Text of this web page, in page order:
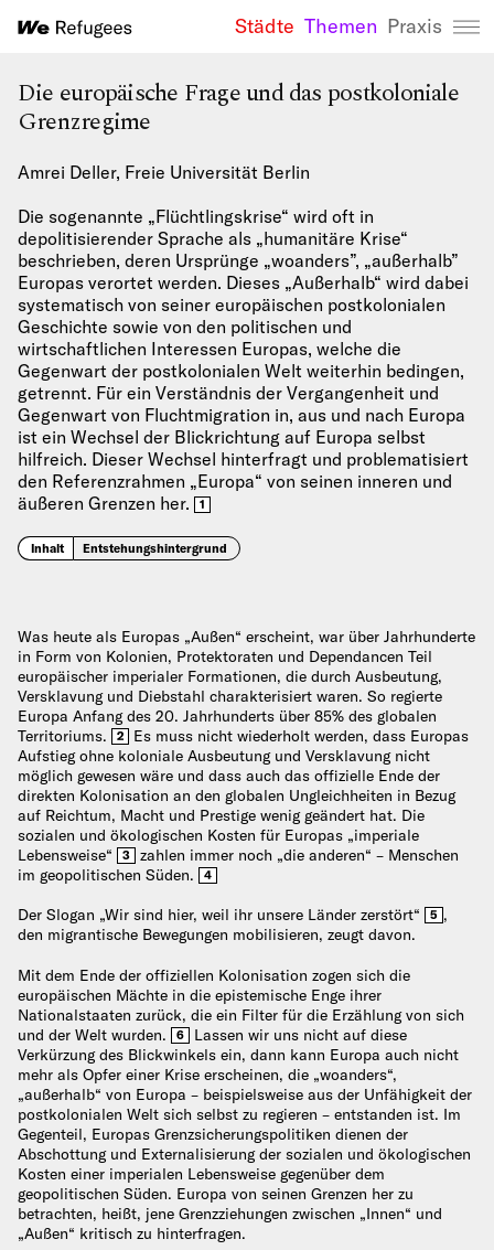
We Refugees
Städte Themen Praxis
Die europäische Frage und das postkoloniale
Grenzregime
Amrei Deller, Freie Universität Berlin
Die sogenannte „Flüchtlingskrise“ wird oft in
depolitisierender Sprache als „humanitäre Krise“
beschrieben, deren Ursprünge „woanders”, „außerhalb”
Europas verortet werden. Dieses „Außerhalb“ wird dabei
systematisch von seiner europäischen postkolonialen
Geschichte sowie von den politischen und
wirtschaftlichen Interessen Europas, welche die
Gegenwart der postkolonialen Welt weiterhin bedingen,
getrennt. Für ein Verständnis der Vergangenheit und
Gegenwart von Fluchtmigration in, aus und nach Europa
ist ein Wechsel der Blickrichtung auf Europa selbst
hilfreich. Dieser Wechsel hinterfragt und problematisiert
den Referenzrahmen „Europa“ von seinen inneren und
äußeren Grenzen her.
1
Inhalt Entstehungshintergrund
Was heute als Europas „Außen“ erscheint, war über Jahrhunderte
in Form von Kolonien, Protektoraten und Dependancen Teil
europäischer imperialer Formationen, die durch Ausbeutung,
Versklavung und Diebstahl charakterisiert waren. So regierte
Europa Anfang des 20. Jahrhunderts über 85% des globalen
Territoriums.
2
Es muss nicht wiederholt werden, dass Europas
Aufstieg ohne koloniale Ausbeutung und Versklavung nicht
möglich gewesen wäre und dass auch das offizielle Ende der
direkten Kolonisation an den globalen Ungleichheiten in Bezug
auf Reichtum, Macht und Prestige wenig geändert hat. Die
sozialen und ökologischen Kosten für Europas „imperiale
Lebensweise“
3
zahlen immer noch „die anderen“ – Menschen
im geopolitischen Süden.
4
Der Slogan „Wir sind hier, weil ihr unsere Länder zerstört“ 5 ,
den migrantische Bewegungen mobilisieren, zeugt davon.
Mit dem Ende der offiziellen Kolonisation zogen sich die
europäischen Mächte in die epistemische Enge ihrer
Nationalstaaten zurück, die ein Filter für die Erzählung von sich
und der Welt wurden.
6
Lassen wir uns nicht auf diese
Verkürzung des Blickwinkels ein, dann kann Europa auch nicht
mehr als Opfer einer Krise erscheinen, die „woanders“,
„außerhalb“ von Europa – beispielsweise aus der Unfähigkeit der
postkolonialen Welt sich selbst zu regieren – entstanden ist. Im
Gegenteil, Europas Grenzsicherungspolitiken dienen der
Abschottung und Externalisierung der sozialen und ökologischen
Kosten einer imperialen Lebensweise gegenüber dem
geopolitischen Süden. Europa von seinen Grenzen her zu
betrachten, heißt, jene Grenzziehungen zwischen „Innen“ und
„Außen“ kritisch zu hinterfragen.